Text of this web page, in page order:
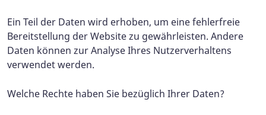
Ein Teil der Daten wird erhoben, um eine fehlerfreie
Bereitstellung der Website zu gewährleisten. Andere
Daten können zur Analyse Ihres Nutzerverhaltens
verwendet werden.
Welche Rechte haben Sie bezüglich Ihrer Daten?